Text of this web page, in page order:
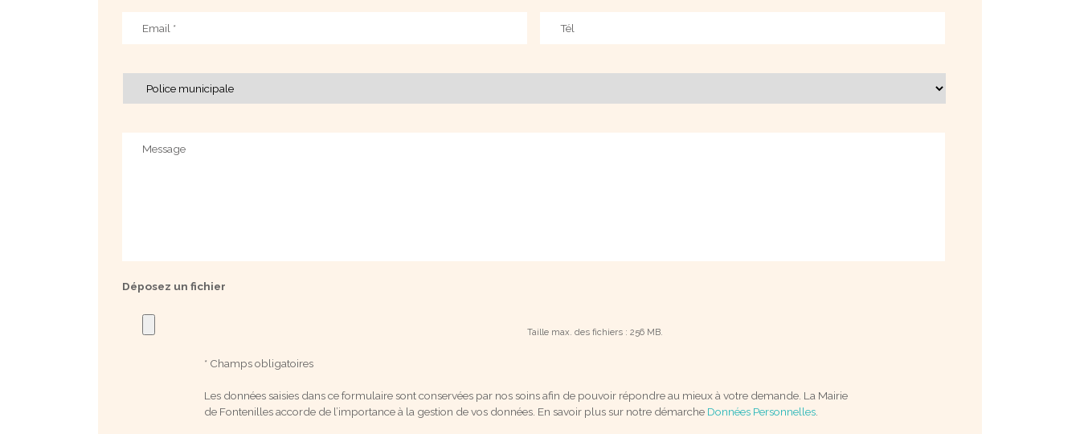
à
contacter
Déposez un fichier
Taille max. des fichiers : 256 MB.
* Champs obligatoires
Les données saisies dans ce formulaire sont conservées par nos soins afin de pouvoir répondre au mieux à votre demande. La Mairie
de Fontenilles accorde de l’importance à la gestion de vos données. En savoir plus sur notre démarche Données Personnelles